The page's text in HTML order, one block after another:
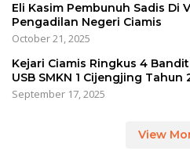
Eli Kasim Pembunuh Sadis Di
Pengadilan Negeri Ciamis
October 21, 2025
Kejari Ciamis Ringkus 4
USB SMKN 1 Cijengjing Tahun
September 17, 2025
View